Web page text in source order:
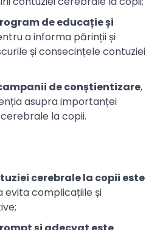
de educație și
a informa părinții și
și consecințele contuziei
de conștientizare,
asupra importanței
la copii.
cerebrale la copii este
evita complicațiile și